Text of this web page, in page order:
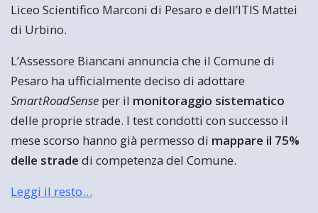
Liceo Scientifico Marconi di Pesaro e dell’ITIS Mattei
di Urbino.
L’Assessore Biancani annuncia che il Comune di
Pesaro ha ufficialmente deciso di adottare
SmartRoadSense per il monitoraggio sistematico
delle proprie strade. I test condotti con successo il
mese scorso hanno già permesso di mappare il 75%
delle strade di competenza del Comune.
Leggi il resto…